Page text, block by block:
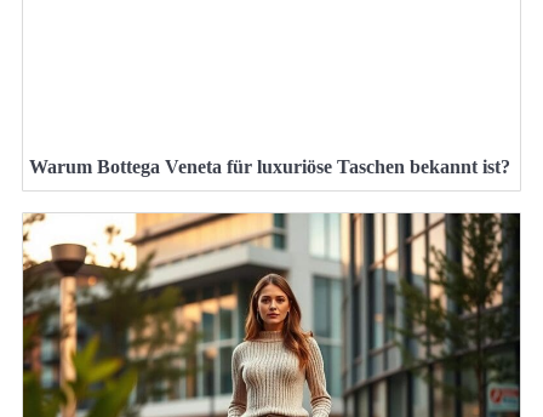
Warum Bottega Veneta für luxuriöse Taschen bekannt ist?